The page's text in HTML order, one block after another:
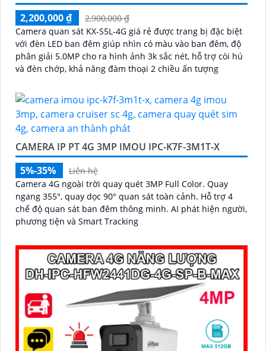
2,200,000 ₫
2,900,000 ₫
Camera quan sát KX-S5L-4G giá rẻ được trang bị đặc biệt
với đèn LED ban đêm giúp nhìn có màu vào ban đêm, độ
phân giải 5.0MP cho ra hình ảnh 3k sắc nét, hỗ trợ còi hú
và đèn chớp, khả năng đàm thoại 2 chiều ấn tượng
CAMERA IP PT 4G 3MP IMOU IPC-K7F-3M1T-X
5%-35%
Liên hệ
Camera 4G ngoài trời quay quét 3MP Full Color. Quay
ngang 355°, quay dọc 90° quan sát toàn cảnh. Hỗ trợ 4
chế độ quan sát ban đêm thông minh. AI phát hiện người,
phương tiện và Smart Tracking